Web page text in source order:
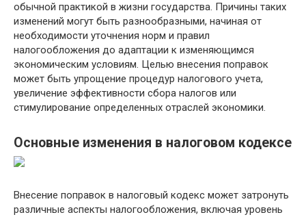
обычной практикой в жизни государства. Причины таких
изменений могут быть разнообразными, начиная от
необходимости уточнения норм и правил
налогообложения до адаптации к изменяющимся
экономическим условиям. Целью внесения поправок
может быть упрощение процедур налогового учета,
увеличение эффективности сбора налогов или
стимулирование определенных отраслей экономики.
Основные изменения в налоговом кодексе
Внесение поправок в налоговый кодекс может затронуть
различные аспекты налогообложения, включая уровень